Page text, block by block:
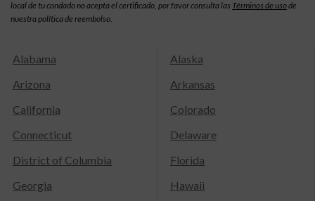
local de tu condado no acepta el certificado, por favor consulta las Términos de usode
nuestra política de reembolso.
Alabama
Alaska
Arizona
Arkansas
California
Colorado
Connecticut
Delaware
District of Columbia
Florida
Georgia
Hawaii